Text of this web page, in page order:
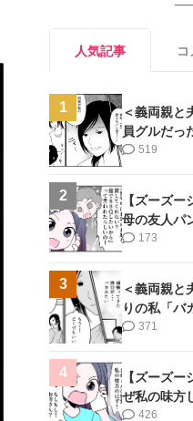
人気記事 コ
1
＜義両親と
員グルだっ
誓った私【
519
2
【ズーズ
母の友人パ
第18話＞#4
173
3
＜義両親と
りの私「バ
肢がない【
371
4
【ズーズ
ぜ私の味方
第17話＞#4
426